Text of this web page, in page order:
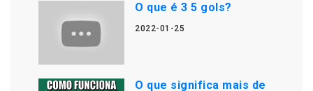
O que é 3 5 gols?
2022-01-25
O que significa mais de